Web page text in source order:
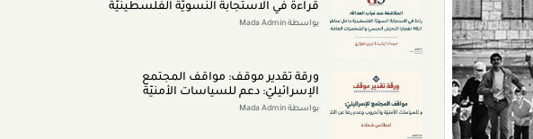
قراءة في الاستجابة النسويّة الفلسطينيّة
بواسطة Mada Admin
ورقة تقدير موقف: مواقف المجتمع
الإسرائيليّ: دعم للسياسات الأمنيّة
والحروب وعدم رضا عن النتائج (تمّوز 2026)
بواسطة Mada Admin